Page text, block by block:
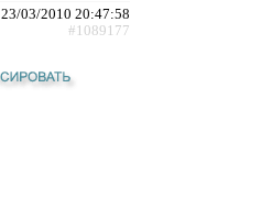
23/03/2010 20:47:58
#1089177